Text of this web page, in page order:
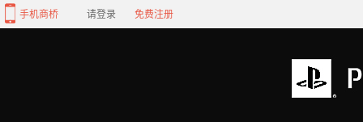
手机商桥 请登录 免费注册